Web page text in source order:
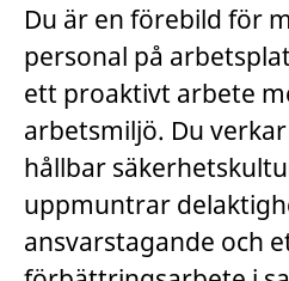
Du är en förebild för
personal på
ett proaktivt arbete
arbetsmiljö. Du
hållbar
uppmuntrar
ansvarstagande och